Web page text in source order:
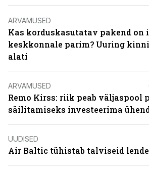
ARVAMUSED
Kas korduskasutatav pakend on
keskkonnale parim? Uuring
alati
ARVAMUSED
Remo Kirss: riik peab väljaspool
säilitamiseks investeerima
UUDISED
Air Baltic tühistab talviseid lende